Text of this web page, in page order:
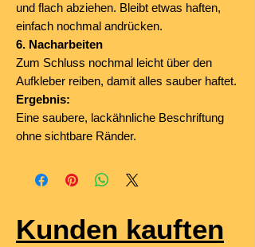
und flach abziehen. Bleibt etwas haften,
einfach nochmal andrücken.
6. Nacharbeiten
Zum Schluss nochmal leicht über den
Aufkleber reiben, damit alles sauber haftet.
Ergebnis:
Eine saubere, lackähnliche Beschriftung
ohne sichtbare Ränder.
Kunden kauften